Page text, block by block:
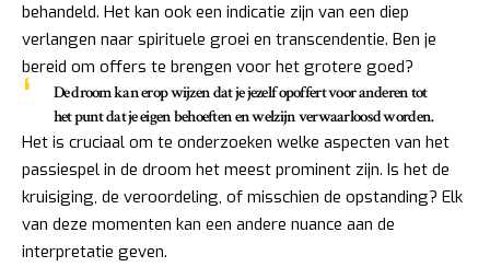
behandeld. Het kan ook een indicatie zijn van een diep
verlangen naar spirituele groei en transcendentie. Ben je
bereid om offers te brengen voor het grotere goed?
De droom kan erop wijzen dat je jezelf opoffert voor anderen tot
het punt dat je eigen behoeften en welzijn verwaarloosd worden.
Het is cruciaal om te onderzoeken welke aspecten van het
passiespel in de droom het meest prominent zijn. Is het de
kruisiging, de veroordeling, of misschien de opstanding? Elk
van deze momenten kan een andere nuance aan de
interpretatie geven.